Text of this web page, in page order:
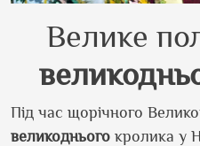
Велике
Під час щорічного
великоднього кролика у